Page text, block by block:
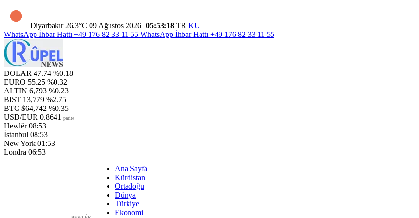
Diyarbakır 26.3°C 09 Ağustos 2026 05:53:19 TR KU
WhatsApp İhbar Hattı +49 176 82 33 11 55 WhatsApp İhbar Hattı +49 176 82 33 11 55
DOLAR 47.74 %0.18
EURO 55.25 %0.32
ALTIN 6,793 %0.23
BIST 13,779 %2.75
BTC $64,742 %0.35
USD/EUR 0.8641 parite
Hewlêr 08:53
İstanbul 08:53
New York 01:53
Londra 06:53
Ana Sayfa
Kürdistan
Ortadoğu
Dünya
Türkiye
Ekonomi